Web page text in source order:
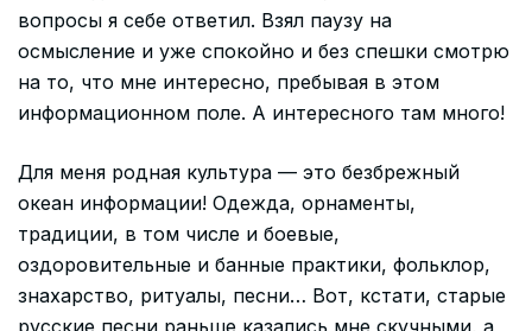
вопросы я себе ответил. Взял паузу на
осмысление и уже спокойно и без спешки смотрю
на то, что мне интересно, пребывая в этом
информационном поле. А интересного там много!
Для меня родная культура — это безбрежный
океан информации! Одежда, орнаменты,
традиции, в том числе и боевые,
оздоровительные и банные практики, фольклор,
знахарство, ритуалы, песни… Вот, кстати, старые